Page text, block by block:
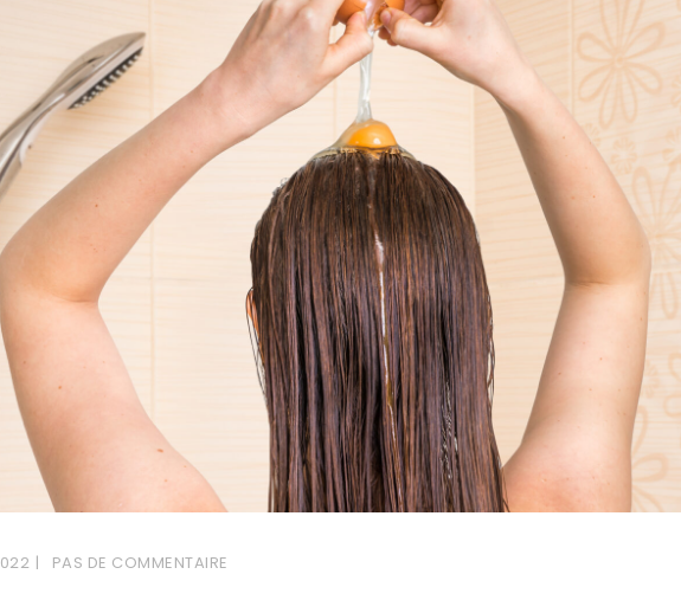
PAS DE COMMENTAIRE